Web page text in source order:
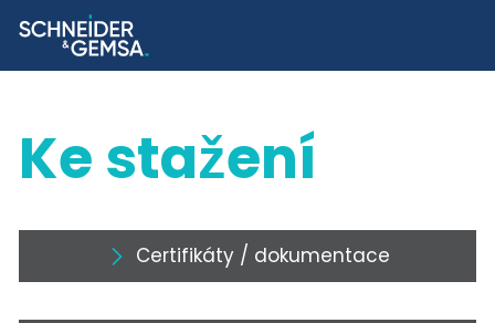
Ke stažení
Certifikáty / dokumentace